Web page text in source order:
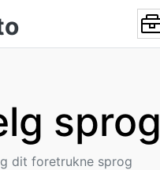
sprog
dit foretrukne sprog